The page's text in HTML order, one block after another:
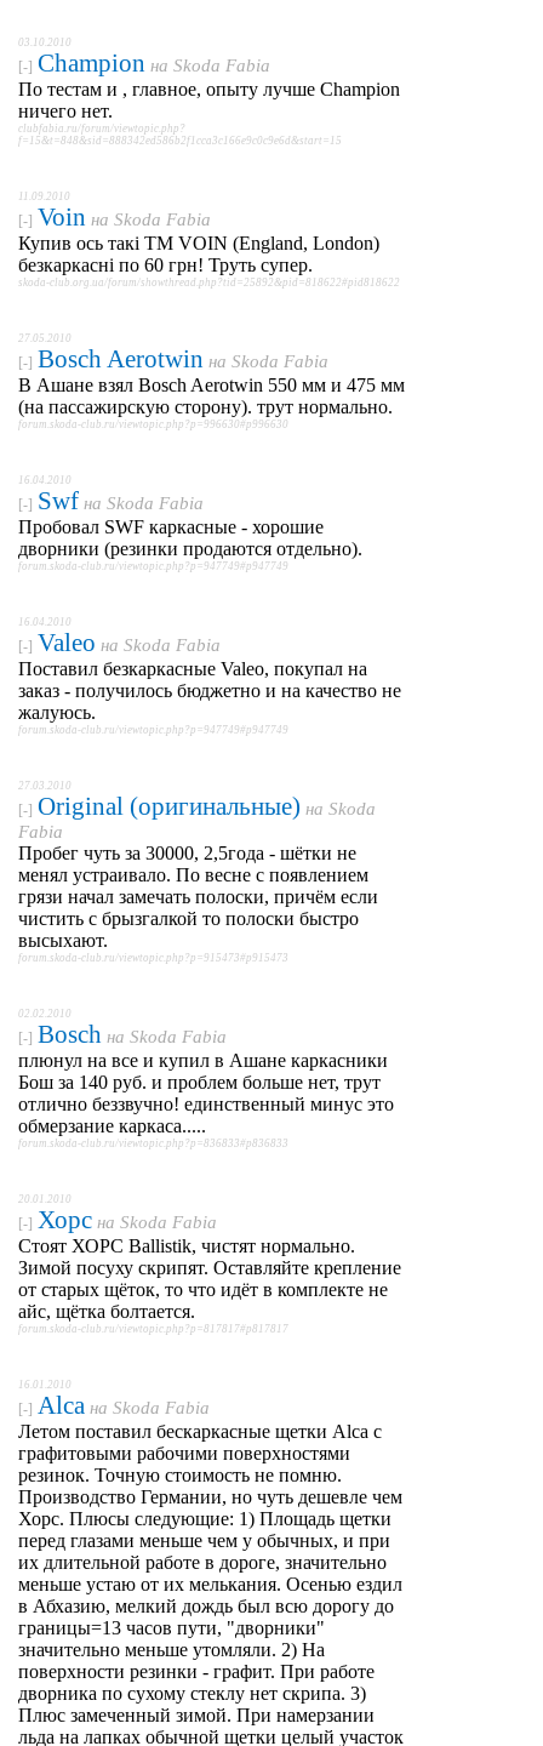
03.10.2010
[-] Champion на Skoda Fabia
По тестам и , главное, опыту лучше Champion
ничего нет.
clubfabia.ru/forum/viewtopic.php?
f=15&t=848&sid=888342ed586b2f1cca3c166e9c0c9e6d&start=15
11.09.2010
[-] Voin на Skoda Fabia
Купив ось такі ТМ VOIN (England, London)
безкаркасні по 60 грн! Труть супер.
skoda-club.org.ua/forum/showthread.php?tid=25892&pid=818622#pid818622
27.05.2010
[-] Bosch Aerotwin на Skoda Fabia
В Ашане взял Bosch Aerotwin 550 мм и 475 мм
(на пассажирскую сторону). трут нормально.
forum.skoda-club.ru/viewtopic.php?p=996630#p996630
16.04.2010
[-] Swf на Skoda Fabia
Пробовал SWF каркасные - хорошие
дворники (резинки продаются отдельно).
forum.skoda-club.ru/viewtopic.php?p=947749#p947749
16.04.2010
[-] Valeo на Skoda Fabia
Поставил безкаркасные Valeo, покупал на
заказ - получилось бюджетно и на качество не
жалуюсь.
forum.skoda-club.ru/viewtopic.php?p=947749#p947749
27.03.2010
[-] Original (оригинальные) на Skoda
Fabia
Пробег чуть за 30000, 2,5года - шётки не
менял устраивало. По весне с появлением
грязи начал замечать полоски, причём если
чистить с брызгалкой то полоски быстро
высыхают.
forum.skoda-club.ru/viewtopic.php?p=915473#p915473
02.02.2010
[-] Bosch на Skoda Fabia
плюнул на все и купил в Ашане каркасники
Бош за 140 руб. и проблем больше нет, трут
отлично беззвучно! единственный минус это
обмерзание каркаса.....
forum.skoda-club.ru/viewtopic.php?p=836833#p836833
20.01.2010
[-] Хорс на Skoda Fabia
Cтоят ХОРС Ballistik, чистят нормально.
Зимой посуху скрипят. Оставляйте крепление
от старых щёток, то что идёт в комплекте не
айс, щётка болтается.
forum.skoda-club.ru/viewtopic.php?p=817817#p817817
16.01.2010
[-] Alca на Skoda Fabia
Летом поставил бескаркасные щетки Alca с
графитовыми рабочими поверхностями
резинок. Точную стоимость не помню.
Производство Германии, но чуть дешевле чем
Хорс. Плюсы следующие: 1) Площадь щетки
перед глазами меньше чем у обычных, и при
их длительной работе в дороге, значительно
меньше устаю от их мелькания. Осенью ездил
в Абхазию, мелкий дождь был всю дорогу до
границы=13 часов пути, "дворники"
значительно меньше утомляли. 2) На
поверхности резинки - графит. При работе
дворника по сухому стеклу нет скрипа. 3)
Плюс замеченный зимой. При намерзании
льда на лапках обычной щетки целый участок